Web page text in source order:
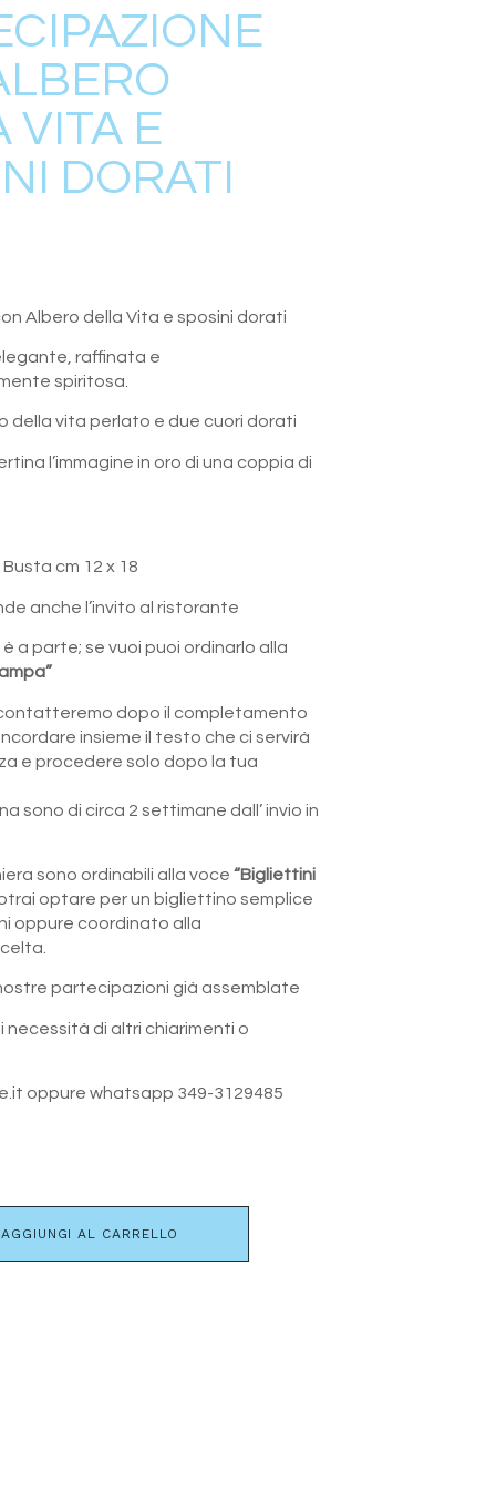
VITA E
DORATI
Albero della Vita e sposini dorati
raffinata e
spiritosa.
della vita perlato e due cuori dorati
l’immagine in oro di una coppia di
cm 12 x 18
anche l’invito al ristorante
a parte; se vuoi puoi ordinarlo alla
dopo il completamento
insieme il testo che ci servirà
e procedere solo dopo la tua
sono di circa 2 settimane dall’ invio in
sono ordinabili alla voce “Bigliettini
optare per un bigliettino semplice
oppure coordinato alla
partecipazioni già assemblate
di altri chiarimenti o
oppure whatsapp 349-3129485
AGGIUNGI AL CARRELLO